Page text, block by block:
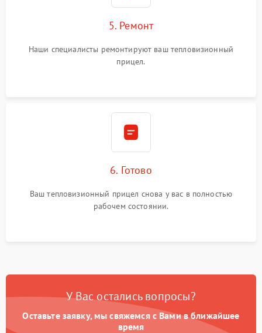
5. Ремонт
Наши специалисты ремонтируют ваш тепловизионный
прицел.
6. Готово
Ваш тепловизионный прицел снова у вас в полностью
рабочем состоянии.
У Вас остались вопросы?
Оставьте заявку, мы свяжемся с Вами в ближайшее
время